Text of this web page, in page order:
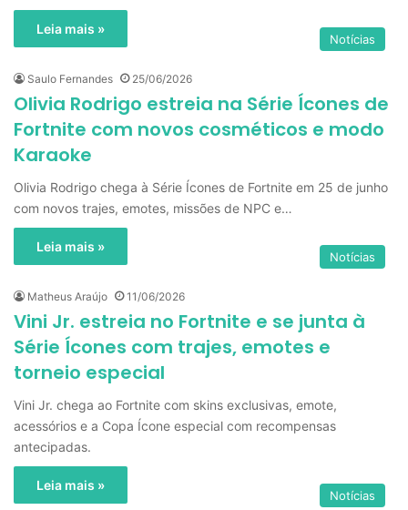
Leia mais »
Notícias
Saulo Fernandes 25/06/2026
Olivia Rodrigo estreia na Série Ícones de
Fortnite com novos cosméticos e modo
Karaoke
Olivia Rodrigo chega à Série Ícones de Fortnite em 25 de junho
com novos trajes, emotes, missões de NPC e…
Leia mais »
Notícias
Matheus Araújo 11/06/2026
Vini Jr. estreia no Fortnite e se junta à
Série Ícones com trajes, emotes e
torneio especial
Vini Jr. chega ao Fortnite com skins exclusivas, emote,
acessórios e a Copa Ícone especial com recompensas
antecipadas.
Leia mais »
Notícias